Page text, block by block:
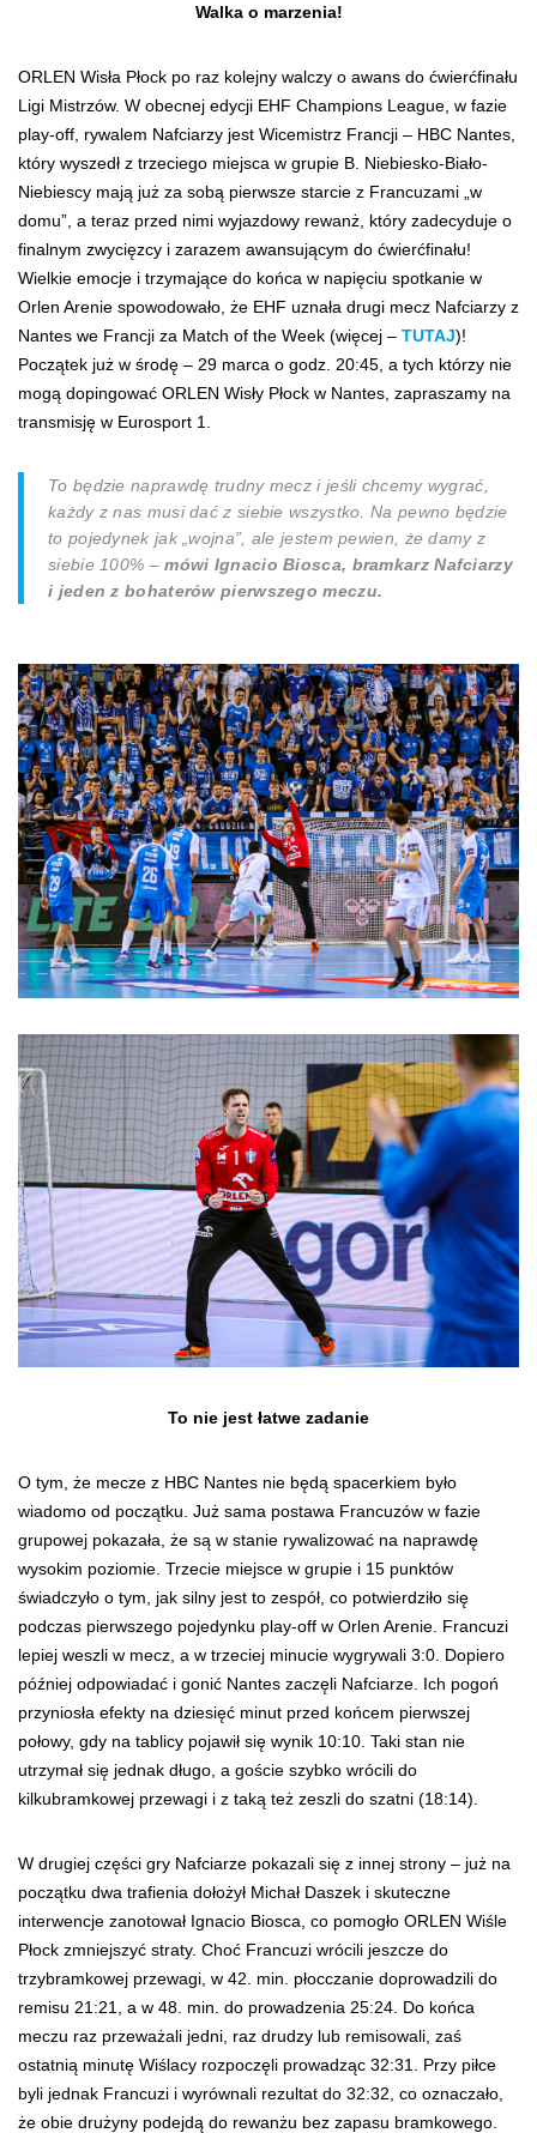
Walka o marzenia!
ORLEN Wisła Płock po raz kolejny walczy o awans do ćwierćfinału
Ligi Mistrzów. W obecnej edycji EHF Champions League, w fazie
play-off, rywalem Nafciarzy jest Wicemistrz Francji – HBC Nantes,
który wyszedł z trzeciego miejsca w grupie B. Niebiesko-Biało-
Niebiescy mają już za sobą pierwsze starcie z Francuzami „w
domu”, a teraz przed nimi wyjazdowy rewanż, który zadecyduje o
finalnym zwycięzcy i zarazem awansującym do ćwierćfinału!
Wielkie emocje i trzymające do końca w napięciu spotkanie w
Orlen Arenie spowodowało, że EHF uznała drugi mecz Nafciarzy z
Nantes we Francji za Match of the Week (więcej – TUTAJ)!
Początek już w środę – 29 marca o godz. 20:45, a tych którzy nie
mogą dopingować ORLEN Wisły Płock w Nantes, zapraszamy na
transmisję w Eurosport 1.
To będzie naprawdę trudny mecz i jeśli chcemy wygrać,
każdy z nas musi dać z siebie wszystko .Na pewno będzie
to pojedynek jak „wojna”, ale jestem pewien, że damy z
siebie 100% –mówi Ignacio Biosca, bramkarz Nafciarzy
i jeden z bohaterów pierwszego meczu.
To nie jest łatwe zadanie
O tym, że mecze z HBC Nantes nie będą spacerkiem było
wiadomo od początku. Już sama postawa Francuzów w fazie
grupowej pokazała, że są w stanie rywalizować na naprawdę
wysokim poziomie. Trzecie miejsce w grupie i 15 punktów
świadczyło o tym, jak silny jest to zespół, co potwierdziło się
podczas pierwszego pojedynku play-off w Orlen Arenie. Francuzi
lepiej weszli w mecz, a w trzeciej minucie wygrywali 3:0. Dopiero
później odpowiadać i gonić Nantes zaczęli Nafciarze. Ich pogoń
przyniosła efekty na dziesięć minut przed końcem pierwszej
połowy, gdy na tablicy pojawił się wynik 10:10. Taki stan nie
utrzymał się jednak długo, a goście szybko wrócili do
kilkubramkowej przewagi i z taką też zeszli do szatni (18:14).
W drugiej części gry Nafciarze pokazali się z innej strony – już na
początku dwa trafienia dołożył Michał Daszek i skuteczne
interwencje zanotował Ignacio Biosca, co pomogło ORLEN Wiśle
Płock zmniejszyć straty. Choć Francuzi wrócili jeszcze do
trzybramkowej przewagi, w 42. min. płocczanie doprowadzili do
remisu 21:21, a w 48. min. do prowadzenia 25:24. Do końca
meczu raz przeważali jedni, raz drudzy lub remisowali, zaś
ostatnią minutę Wiślacy rozpoczęli prowadząc 32:31. Przy piłce
byli jednak Francuzi i wyrównali rezultat do 32:32, co oznaczało,
że obie drużyny podejdą do rewanżu bez zapasu bramkowego.